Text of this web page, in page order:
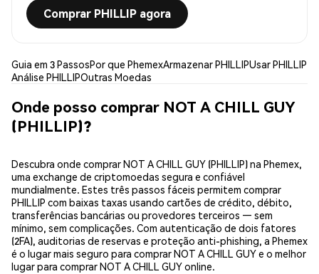
Comprar PHILLIP agora
Guia em 3 PassosPor que PhemexArmazenar PHILLIPUsar PHILLIP
Análise PHILLIPOutras Moedas
Onde posso comprar NOT A CHILL GUY
(PHILLIP)?
Descubra onde comprar NOT A CHILL GUY (PHILLIP) na Phemex,
uma exchange de criptomoedas segura e confiável
mundialmente. Estes três passos fáceis permitem comprar
PHILLIP com baixas taxas usando cartões de crédito, débito,
transferências bancárias ou provedores terceiros — sem
mínimo, sem complicações. Com autenticação de dois fatores
(2FA), auditorias de reservas e proteção anti-phishing, a Phemex
é o lugar mais seguro para comprar NOT A CHILL GUY e o melhor
lugar para comprar NOT A CHILL GUY online.